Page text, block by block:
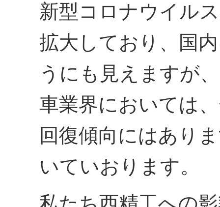
新型コロナウイル
拡大しており、国
うにも見えますが
車業界においては
回復傾向にはあり
いていおります。